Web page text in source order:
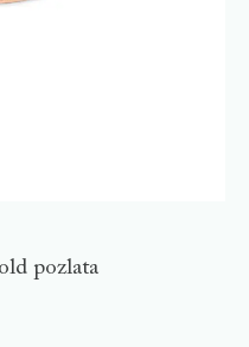
pozlata